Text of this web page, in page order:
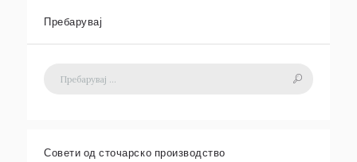
Пребарувај
Совети од сточарско производство